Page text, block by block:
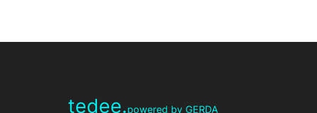
tedee.powered by GERDA